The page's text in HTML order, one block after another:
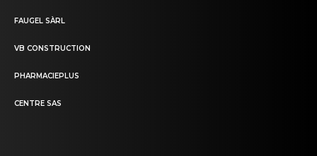
FAUGEL SÀRL
VB CONSTRUCTION
PHARMACIEPLUS
CENTRE SAS